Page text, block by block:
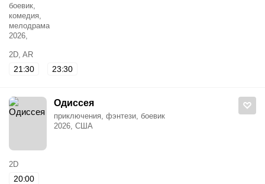
боевик,
комедия,
мелодрама
2026,
2D, AR
21:30 23:30
Одиссея
приключения, фэнтези, боевик
2026, США
2D
20:00